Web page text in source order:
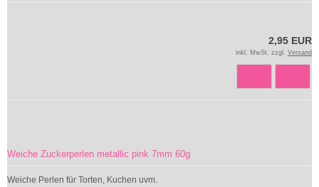
2,95 EUR
inkl. MwSt. zzgl. Versand
Weiche Zuckerperlen metallic pink 7mm 60g
Weiche Perlen für Torten, Kuchen uvm.